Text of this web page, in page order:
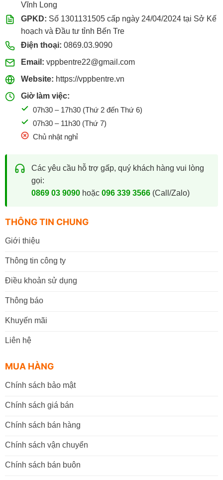
Vĩnh Long
GPKD: Số 1301131505 cấp ngày 24/04/2024 tại Sở Kế
hoạch và Đầu tư tỉnh Bến Tre
Điện thoại: 0869.03.9090
Email: vppbentre22@gmail.com
Website: https://vppbentre.vn
Giờ làm việc:
07h30 – 17h30 (Thứ 2 đến Thứ 6)
07h30 – 11h30 (Thứ 7)
Chủ nhật nghỉ
Các yêu cầu hỗ trợ gấp, quý khách hàng vui lòng
gọi:
0869 03 9090hoặc 096 339 3566(Call/Zalo)
THÔNG TIN CHUNG
Giới thiệu
Thông tin công ty
Điều khoản sử dụng
Thông báo
Khuyến mãi
Liên hệ
MUA HÀNG
Chính sách bảo mật
Chính sách giá bán
Chính sách bán hàng
Chính sách vận chuyển
Chính sách bán buôn